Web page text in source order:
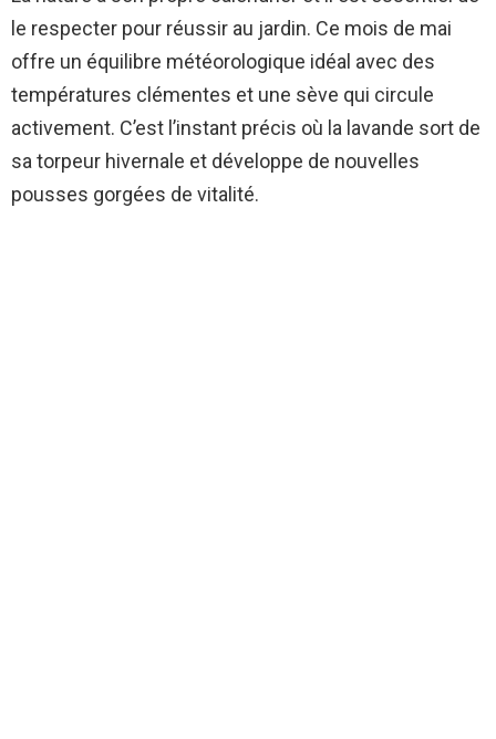
le respecter pour réussir au jardin. Ce mois de mai
offre un équilibre météorologique idéal avec des
températures clémentes et une sève qui circule
activement. C’est l’instant précis où la lavande sort de
sa torpeur hivernale et développe de nouvelles
pousses gorgées de vitalité.